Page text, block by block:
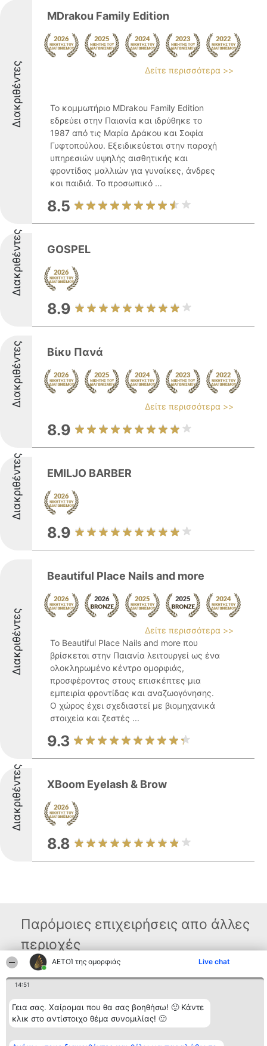
ΑΕΤΟΊ της ομορφιάς Live chat
14:51
Γεια σας. Χαίρομαι που θα σας βοηθήσω! 🙂 Κάντε
κλικ στο αντίστοιχο θέμα συνομιλίας! 🙂
Διακριθέντες
MDrakou Family Edition
Δείτε περισσότερα >>
Το κομμωτήριο MDrakou Family Edition
εδρεύει στην Παιανία και ιδρύθηκε το
1987 από τις Μαρία Δράκου και Σοφία
Γυφτοπούλου. Εξειδικεύεται στην παροχή
υπηρεσιών υψηλής αισθητικής και
φροντίδας μαλλιών για γυναίκες, άνδρες
και παιδιά. Το προσωπικό ...
8.5
Διακριθέντες GOSPEL
8.9
Διακριθέντες Βίκυ Πανά
Δείτε περισσότερα >>
8.9
Διακριθέντες EMILJO BARBER
8.9
Διακριθέντες
Beautiful Place Nails and more
Δείτε περισσότερα >>
Το Beautiful Place Nails and more που
βρίσκεται στην Παιανία λειτουργεί ως ένα
ολοκληρωμένο κέντρο ομορφιάς,
προσφέροντας στους επισκέπτες μια
εμπειρία φροντίδας και αναζωογόνησης.
Ο χώρος έχει σχεδιαστεί με βιομηχανικά
στοιχεία και ζεστές ...
9.3
Διακριθέντες XBoom Eyelash & Brow
8.8
Παρόμοιες επιχειρήσεις απο άλλες
περιοχές
Διοργανωτής της
BEAUTIFUL COMPANY
Μονοπρόσωπη ΙΚΕ
ΤΗΛ. ΕΠΙΚΟΙΝΩΝΙΑΣ:
2104128019
των
διακριθέντων
Μεθοδολογία